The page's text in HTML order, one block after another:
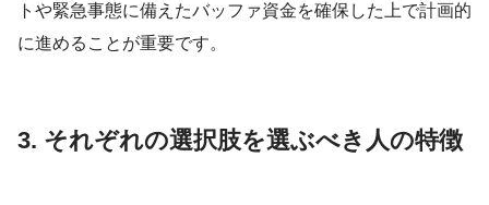
トや緊急事態に備えたバッファ資金を確保した上で計画的
に進めることが重要です。
3. それぞれの選択肢を選ぶべき人の特徴